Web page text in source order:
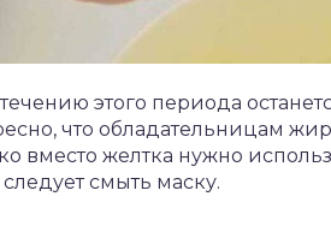
этого периода
что обладательницам
вместо желтка нужно
смыть маску.